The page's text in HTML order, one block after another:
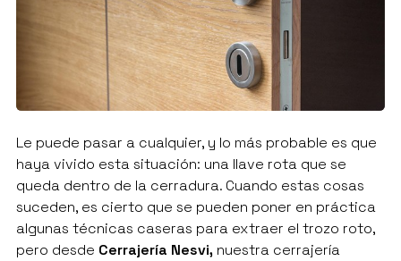
Le puede pasar a cualquier, y lo más probable es que
haya vivido esta situación: una llave rota que se
queda dentro de la cerradura. Cuando estas cosas
suceden, es cierto que se pueden poner en práctica
algunas técnicas caseras para extraer el trozo roto,
pero desde Cerrajería Nesvi, nuestra cerrajería